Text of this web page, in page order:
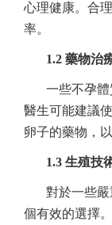
心理健康。合
率。
1.2 藥物治
一些不孕
醫生可能建議
卵子的藥物，
1.3 生殖技
對於一些
個有效的選擇